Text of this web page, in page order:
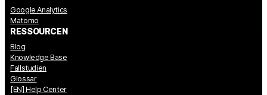
Google Analytics
Matomo
RESSOURCEN
Blog
Knowledge Base
Fallstudien
Glossar
[EN] Help Center